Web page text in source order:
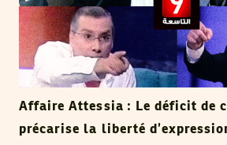
Affaire Attessia : Le déficit de
précarise la liberté